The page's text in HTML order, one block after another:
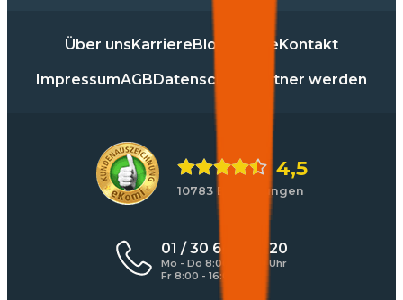
Über unsKarriereBlog PresseKontakt
ImpressumAGBDatenschutz Partner werden
4,5
10783 Bewertungen
01 / 30 60 900 20
Mo - Do 8:00 - 17:00 Uhr
Fr 8:00 - 16:00 Uhr